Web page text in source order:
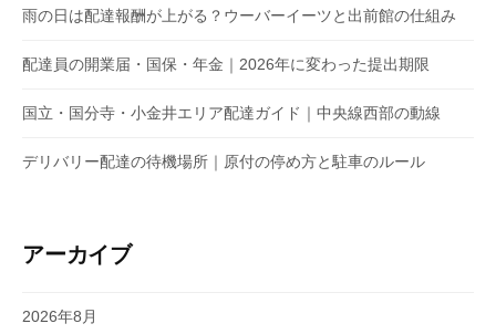
雨の日は配達報酬が上がる？ウーバーイーツと出前館の仕組み
配達員の開業届・国保・年金｜2026年に変わった提出期限
国立・国分寺・小金井エリア配達ガイド｜中央線西部の動線
デリバリー配達の待機場所｜原付の停め方と駐車のルール
アーカイブ
2026年8月